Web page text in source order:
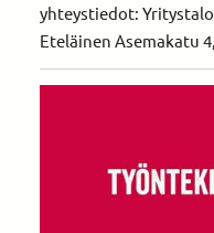
yhteystiedot:
Eteläinen Asemakatu